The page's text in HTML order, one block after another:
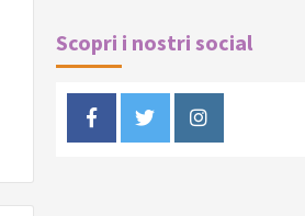
Scopri i nostri social
FacebookTwitterInstagram